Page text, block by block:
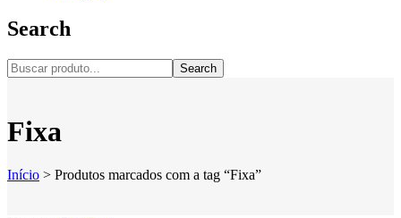
Search
Search
Fixa
Início > Produtos marcados com a tag “Fixa”